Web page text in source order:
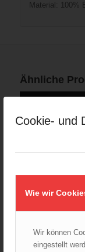
Cookie- und
Wie wir
Wir können
eingestellt
Material: 100%
Ähnliche